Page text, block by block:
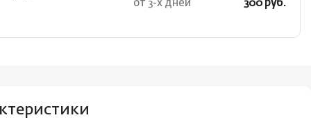
от 3-х дней 300 руб.